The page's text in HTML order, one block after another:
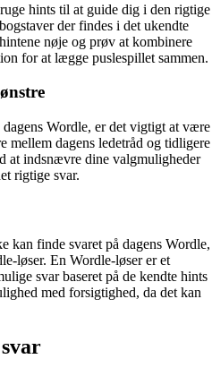
hints til at guide dig i den rigtige
der findes i det ukendte
nøje og prøv at kombinere
for at lægge puslespillet sammen.
Wordle, er det vigtigt at være
mellem dagens ledetråd og tidligere
at indsnævre dine valgmuligheder
rigtige svar.
kan finde svaret på dagens Wordle,
løser. En Wordle-løser er et
svar baseret på de kendte hints
med forsigtighed, da det kan